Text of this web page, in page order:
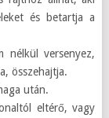
és betartja a
nélkül versenyez,
összehajtja.
után.
eltérő, vagy